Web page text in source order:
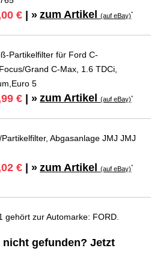
€ | » zum Artikel(auf eBay)*
Partikelfilter für Ford C-
Grand C-Max, 1.6 TDCi,
5
€ | » zum Artikel(auf eBay)*
Abgasanlage JMJ JMJ
€ | » zum Artikel(auf eBay)*
gehört zur Automarke: FORD.
gefunden? Jetzt